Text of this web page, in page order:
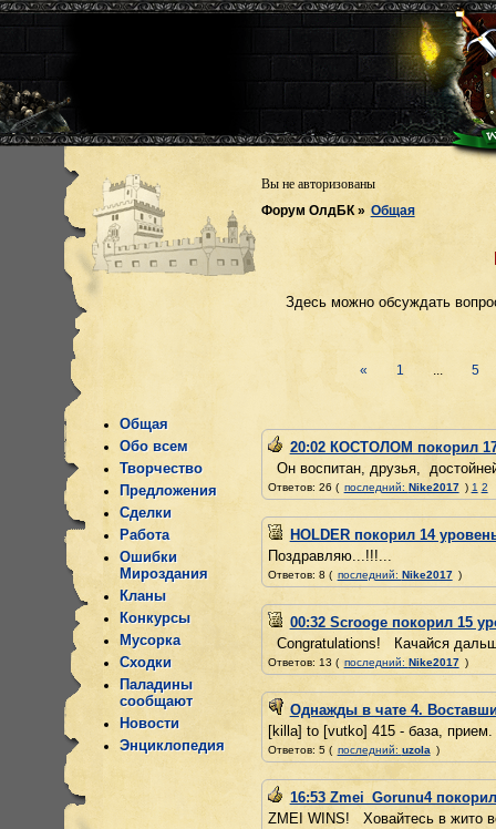
Вы не авторизованы
Форум ОлдБК» Общая
Здесь можно обсуждать
« 1 ... 5
20:02 КОСТОЛОМ покорил
Он воспитан, друзья,
Ответов: 26 ( последний: Nike2017 ) 1 2
HOLDER покорил 14
Поздравляю...!!!...
Ответов: 8 ( последний: Nike2017 )
00:32 Scrooge покорил 15
Congratulations! Качайся
Ответов: 13 ( последний: Nike2017 )
Однажды в чате 4.
[killa] to [vutko] 415 - база,
Ответов: 5 ( последний: uzola )
16:53 Zmei_Gorunu4
ZMEI WINS! Ховайтесь в жито
Общая
Обо всем
Творчество
Предложения
Сделки
Работа
Ошибки
Мироздания
Кланы
Конкурсы
Мусорка
Сходки
Паладины
сообщают
Новости
Энциклопедия